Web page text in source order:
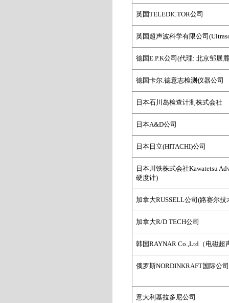
英国TELEDICTOR公司
英国超声波科学有限公司
德国E.P.K公司(代理:北京邹展
德国卡尔.德意志检测仪器公司
日本石川岛检查计测株式会社
日本A&D公司
日本日立(HITACHI)公司
日本川铁株式会社Kawatetsu
硬度计)
加拿大RUSSELL公司(路赛尔技
加拿大R/D TECH公司
韩国RAYNAR Co.,Ltd （电磁
俄罗斯NORDINKRAFT国际公司
意大利基拉多尼公司